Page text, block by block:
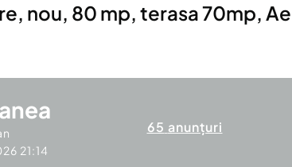
nou, 80 mp, terasa 70mp,
21:14
65 anunțuri